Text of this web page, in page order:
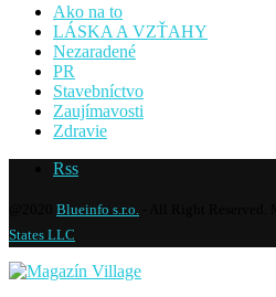
Ako na to
LÁSKA A VZŤAHY
Nezaradené
PR
Stavebníctvo
Zaujímavosti
Zdravie
Rss
Blueinfo s.r.o.
States LLC